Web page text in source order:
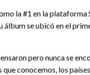
la #1 en la
se ubicó en el
pero nunca se
conocemos, los